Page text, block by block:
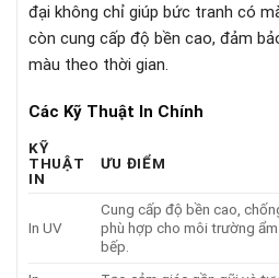
đại không chỉ giúp bức tranh có
còn cung cấp độ bền cao, đảm
màu theo thời gian.
Các Kỹ Thuật In Chính
KỸ
THUẬT
IN
ƯU ĐIỂM
In UV
Cung cấp độ bền cao,
phù hợp cho môi trường
bếp.